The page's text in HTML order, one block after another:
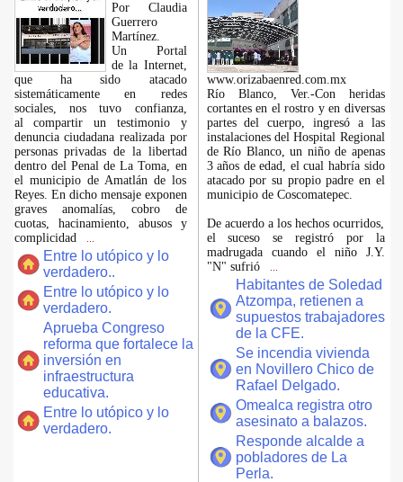
Por Claudia
Guerrero
Martínez.
​Un Portal
de la Internet,
que ha sido atacado
sistemáticamente en redes
sociales, nos tuvo confianza,
al compartir un testimonio y
denuncia ciudadana realizada por
personas privadas de la libertad
dentro del Penal de La Toma, en
el municipio de Amatlán de los
Reyes. En dicho mensaje exponen
graves anomalías, cobro de
cuotas, hacinamiento, abusos y
complicidad
Entre lo utópico y lo
verdadero..
Entre lo utópico y lo
verdadero.
Aprueba Congreso
reforma que fortalece la
inversión en
infraestructura
educativa.
Entre lo utópico y lo
verdadero.
www.orizabaenred.com.mx
Río Blanco, Ver.-Con heridas
cortantes en el rostro y en diversas
partes del cuerpo, ingresó a las
instalaciones del Hospital Regional
de Río Blanco, un niño de apenas
3 años de edad, el cual habría sido
atacado por su propio padre en el
municipio de Coscomatepec.
De acuerdo a los hechos ocurridos,
el suceso se registró por la
madrugada cuando el niño J.Y.
"N" sufrió
Habitantes de Soledad
Atzompa, retienen a
supuestos trabajadores
de la CFE.
Se incendia vivienda
en Novillero Chico de
Rafael Delgado.
Omealca registra otro
asesinato a balazos.
Responde alcalde a
pobladores de La
Perla.